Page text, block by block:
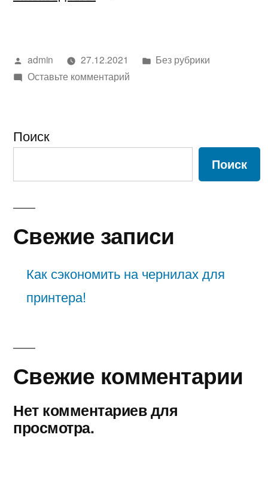
чернилах
для
Написано
автором
admin 27.12.2021
Написано
Без рубрики
Оставьте комментарийк
Поиск
Поиск
Свежие записи
Как сэкономить на чернилах для
принтера!
Свежие комментарии
Нет комментариев для
просмотра.